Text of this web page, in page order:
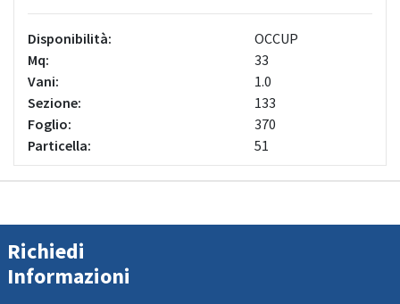
Disponibilità:
OCCUP
Mq:
33
Vani:
1.0
Sezione:
133
Foglio:
370
Particella:
51
Richiedi
Informazioni